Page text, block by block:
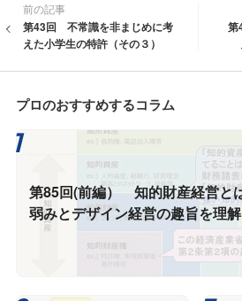
前の記事
第43回 不常識を非まじめに考
えた小学生の特許（その３）
第
プロのおすすめするコラム
第85回(前編） 知的財産経営と
弱みとデザイン経営の趣旨を理
諸表に反映できる強い知的財産
財産経営による日本経済の復活